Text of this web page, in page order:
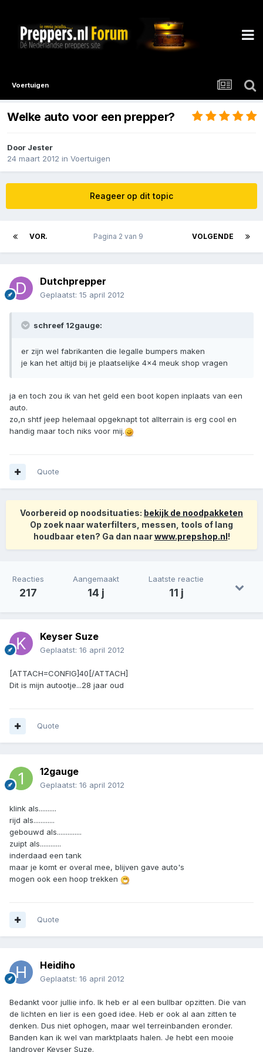
Voertuigen
Welke auto voor een prepper?
Door Jester
24 maart 2012 in Voertuigen
Reageer op dit topic
VOR. VOLGENDE
Pagina 2 van 9
Dutchprepper
Geplaatst: 15 april 2012
schreef 12gauge:
er zijn wel fabrikanten die legalle bumpers maken
je kan het altijd bij je plaatselijke 4x4 meuk shop vragen
ja en toch zou ik van het geld een boot kopen inplaats van een
auto.
zo,n shtf jeep helemaal opgeknapt tot allterrain is erg cool en
handig maar toch niks voor mij.
Quote
Voorbereid op noodsituaties: bekijk de noodpakketen
Op zoek naar waterfilters, messen, tools of lang
houdbaar eten? Ga dan naarwww.prepshop.nl!
Reacties
217
Aangemaakt
14 j
Laatste reactie
11 j
Keyser Suze
Geplaatst: 16 april 2012
[ATTACH=CONFIG]40[/ATTACH]
Dit is mijn autootje...28 jaar oud
Quote
12gauge
Geplaatst: 16 april 2012
klink als..........
rijd als............
gebouwd als..............
zuipt als............
inderdaad een tank
maar je komt er overal mee, blijven gave auto's
mogen ook een hoop trekken
Quote
Heidiho
Geplaatst: 16 april 2012
Bedankt voor jullie info. Ik heb er al een bullbar opzitten. Die van
de lichten en lier is een goed idee. Heb er ook al aan zitten te
denken. Dus niet ophogen, maar wel terreinbanden eronder.
Banden kan ik wel van marktplaats halen. Je hebt een mooie
landrover Keyser Suze.